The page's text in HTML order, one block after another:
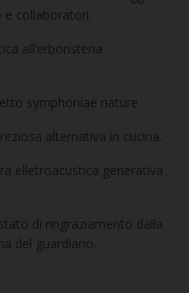
collaboratori.
all’erboristeria
symphoniae nature
alternativa in cucina.
elletroacustica generativa
di ringraziamento dalla
del guardiano.